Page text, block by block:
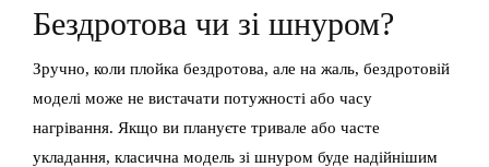
Бездротова чи зі шнуром?
Зручно, коли плойка бездротова, але на жаль, бездротовій
моделі може не вистачати потужності або часу
нагрівання. Якщо ви плануєте тривале або часте
укладання, класична модель зі шнуром буде надійнішим